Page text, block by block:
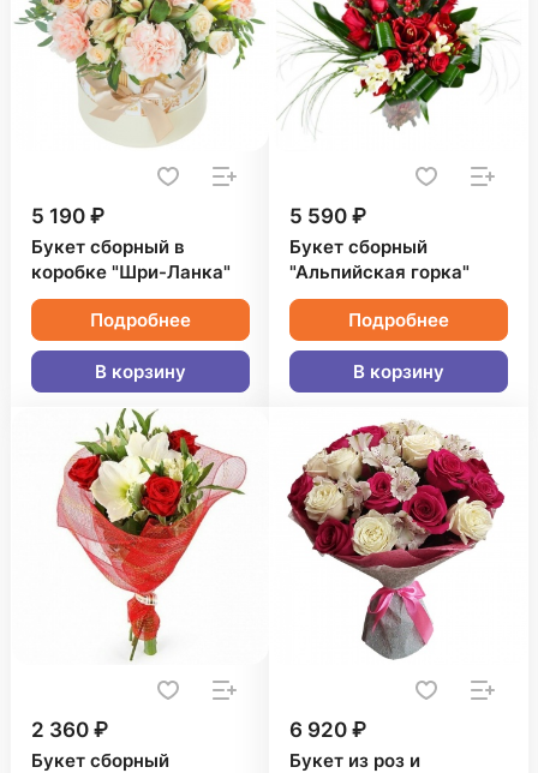
5 190 ₽
Букет сборный в
коробке "Шри-Ланка"
Подробнее
В корзину
5 590 ₽
Букет сборный
"Альпийская горка"
Подробнее
В корзину
2 360 ₽
Букет сборный
6 920 ₽
Букет из роз и